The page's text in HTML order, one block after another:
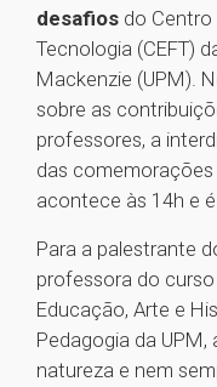
desafios do Centro
Tecnologia (CEFT)
Mackenzie (UPM).
sobre as
professores, a
das
acontece às 14h e
Para a palestrante
professora do
Educação, Arte e
Pedagogia da
natureza e nem